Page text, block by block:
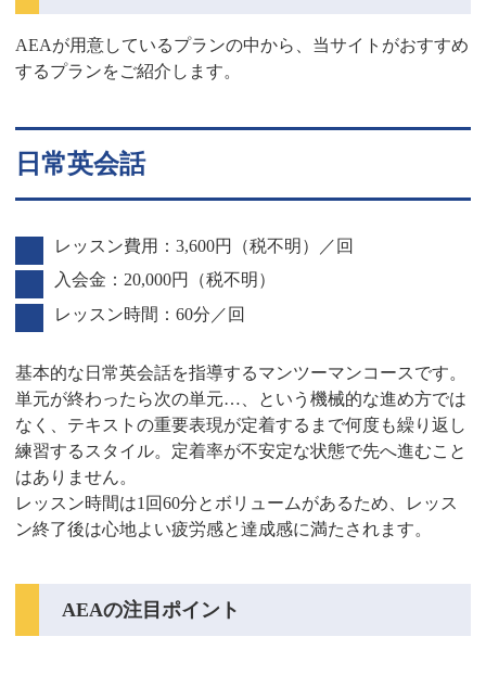
AEAが用意しているプランの中から、当サイトがおすすめ
するプランをご紹介します。
日常英会話
レッスン費用：3,600円（税不明）／回
入会金：20,000円（税不明）
レッスン時間：60分／回
基本的な日常英会話を指導するマンツーマンコースです。
単元が終わったら次の単元…、という機械的な進め方では
なく、テキストの重要表現が定着するまで何度も繰り返し
練習するスタイル。定着率が不安定な状態で先へ進むこと
はありません。
レッスン時間は1回60分とボリュームがあるため、レッス
ン終了後は心地よい疲労感と達成感に満たされます。
AEAの注目ポイント